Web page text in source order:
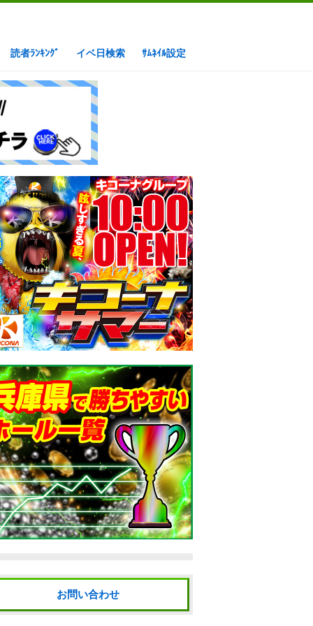
読者ﾗﾝｷﾝｸﾞ イベ日検索 ｻﾑﾈｲﾙ設定
お問い合わせ